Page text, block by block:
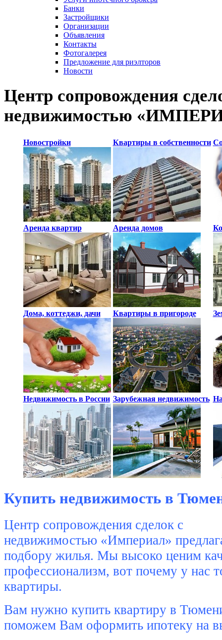
Банки
Застройщики
Организации
Объявления
Контакты
Фотогалерея
Предложение для риэлторов
Новости
Центр сопровождения
недвижимостью
Новостройки Квартиры в собственности
Аренда квартир Аренда домов
Дома, коттеджи, дачи Квартиры в пригороде
Недвижимость в России Зарубежная недвижимость
Купить недвижимость в
Центр сопровождения сделок с
недвижимостью «Империал»
подбору жилья. Мы высоко ценим
профессионализм, вот почему у нас
квартиры.
Вам нужно купить квартиру в
поможем Вам оформить ипотеку на